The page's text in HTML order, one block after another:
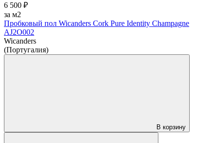
6 500 ₽
за м2
Пробковый пол Wicanders Cork Pure Identity Champagne
AJ2O002
Wicanders
(Португалия)
В корзину